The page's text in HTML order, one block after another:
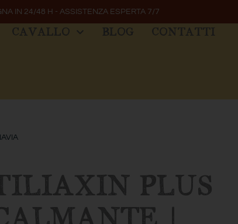
IN 24/48 H - ASSISTENZA ESPERTA 7/7
CAVALLO BLOG CONTATTI
PLUS